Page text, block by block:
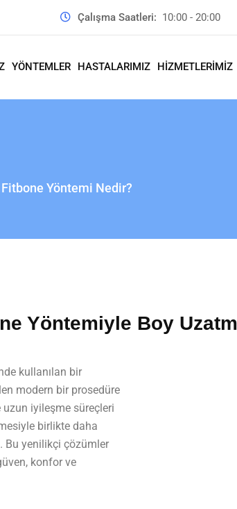
Çalışma Saatleri: 10:00 - 20:00
YÖNTEMLER HASTALARIMIZ HİZMETLERİMİZ
Fitbone Yöntemi Nedir?
Yöntemiyle Boy
kullanılan bir
modern bir prosedüre
uzun iyileşme süreçleri
birlikte daha
Bu yenilikçi çözümler
konfor ve